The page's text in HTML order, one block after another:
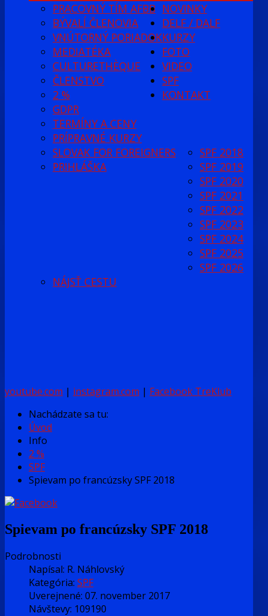
PRACOVNÝ TÍM AFBB
BÝVALÍ ČLENOVIA
VNÚTORNÝ PORIADOK
MEDIATÉKA
CULTURETHÈQUE
ČLENSTVO
2 %
GDPR
NOVINKY
DELF / DALF
TERMÍNY A CENY
PRÍPRAVNÉ KURZY
KURZY
SLOVAK FOR FOREIGNERS
PRIHLÁŠKA
FOTO
VIDEO
SPF
SPF 2018
SPF 2019
SPF 2020
SPF 2021
SPF 2022
SPF 2023
SPF 2024
SPF 2025
SPF 2026
KONTAKT
NÁJSŤ CESTU
youtube.com | instagram.com | Facebook TreKlub
Nachádzate sa tu:
Úvod
Info
2 %
SPF
Spievam po francúzsky SPF 2018
Spievam po francúzsky SPF 2018
Podrobnosti
Napísal: R. Náhlovský
Kategória: SPF
Uverejnené: 07. november 2017
Návštevy: 109190